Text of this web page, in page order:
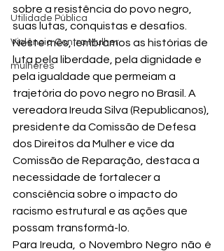
Utilidade Pública
Violência Contra Mulher
mulheres
sobre a resistência do povo negro,
suas lutas, conquistas e desafios.
Neste mês, lembramos as histórias de
luta pela liberdade, pela dignidade e
pela igualdade que permeiam a
trajetória do povo negro no Brasil. A
vereadora Ireuda Silva (Republicanos),
presidente da Comissão de Defesa
dos Direitos da Mulher e vice da
Comissão de Reparação, destaca a
necessidade de fortalecer a
consciência sobre o impacto do
racismo estrutural e as ações que
possam transformá-lo.
Para Ireuda, o Novembro Negro não é